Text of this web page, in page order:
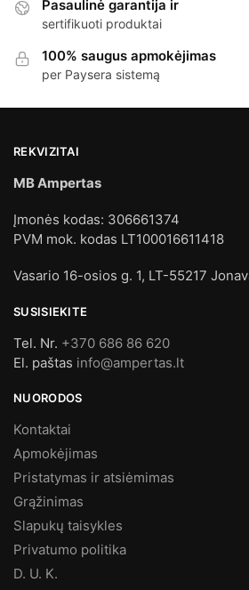
Pasaulinė garantija ir
sertifikuoti produktai
100% saugus apmokėjimas
per Paysera sistemą
REKVIZITAI
MB Ampertas
Įmonės kodas: 306661374
PVM mok. kodas LT100016611418
Vasario 16-osios g. 1, LT-55217
SUSISIEKITE
Tel. Nr. +370 686 86 620
El. paštas info@ampertas.lt
NUORODOS
Kontaktai
Apmokėjimas
Pristatymas ir atsiėmimas
Grąžinimas
Slapukų taisykles
Privatumo politika
D. U. K.